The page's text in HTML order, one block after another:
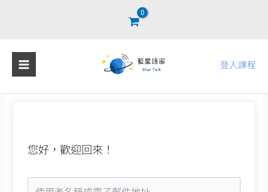
登入課程
您好，歡迎回來！